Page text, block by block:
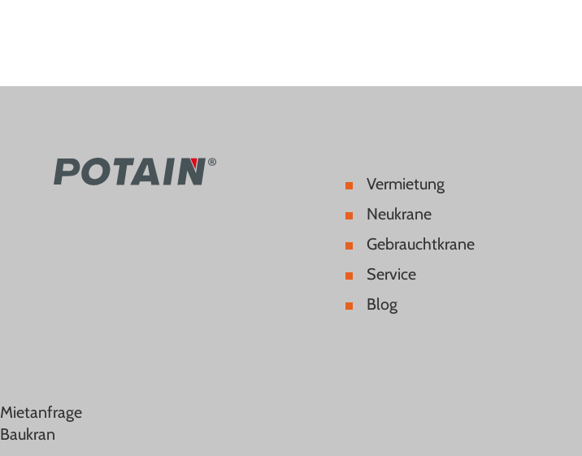
Vermietung
Neukrane
Gebrauchtkrane
Service
Blog
Mietanfrage
Baukran